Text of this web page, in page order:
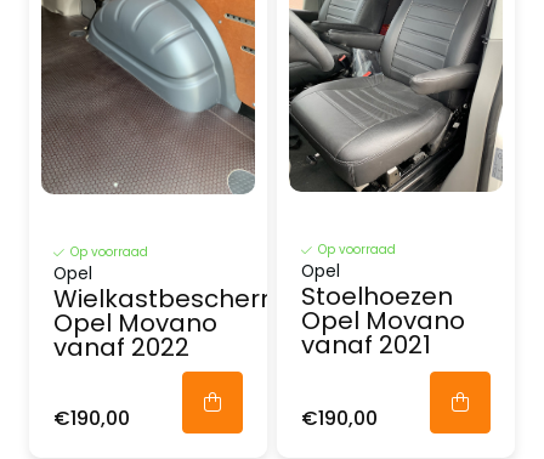
Op voorraad
Opel
Wielkastbescherming
Opel Movano
vanaf 2022
€190,00
Op voorraad
Opel
Stoelhoezen
Opel Movano
vanaf 2021
€190,00